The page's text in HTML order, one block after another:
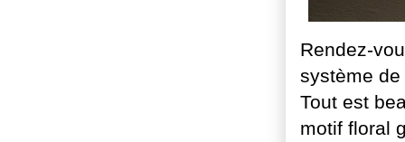
Rendez-
système
Tout est
motif floral